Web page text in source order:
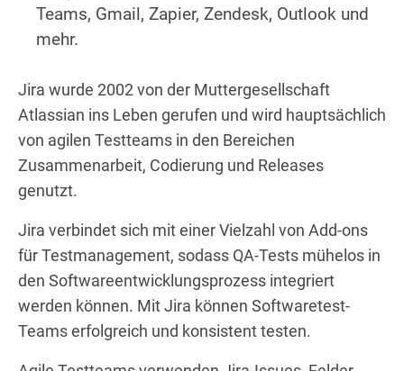
Teams, Gmail, Zapier, Zendesk, Outlook und
mehr.
Jira wurde 2002 von der Muttergesellschaft
Atlassian ins Leben gerufen und wird hauptsächlich
von agilen Testteams in den Bereichen
Zusammenarbeit, Codierung und Releases
genutzt.
Jira verbindet sich mit einer Vielzahl von Add-ons
für Testmanagement, sodass QA-Tests mühelos in
den Softwareentwicklungsprozess integriert
werden können. Mit Jira können Softwaretest-
Teams erfolgreich und konsistent testen.